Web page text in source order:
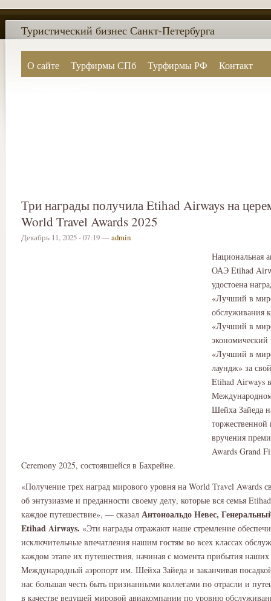
О сайте Турфирмы СПб Турфирмы РФ
Контакт
Туристический бизнес Санкт-Петербурга
Три награды получила Etihad Airways на
World Travel Awards 2025
Декабрь 11, 2025 - 07:19 —admin
Национальная
ОАЭ Etihad
удостоена
«Лучший в
обслуживания
«Лучший в
экономический
«Лучший в
лаундж» за
Etihad Airways в
Шейха Зайеда
вручения
Awards Grand
Ceremony 2025, состоявшейся в Бахрейне.
«Получение трех наград мирового уровня на World Travel Awards
об энтузиазме и преданности своему делу, которые вся семья
каждое путешествие», — сказал АнтоноальдоНевес, Г
Etihad Airways. «Эти награды отражают наше стремление
исключительные впечатления нашим гостям во всех классах
каждом этапе их путешествия, начиная с момента прибытия
Международный аэропорт им. Шейха Зайеда и заканчивая
нас большая честь быть признанными коллегами по отрасли и
в качестве ведущей мировой авиакомпании по уровню